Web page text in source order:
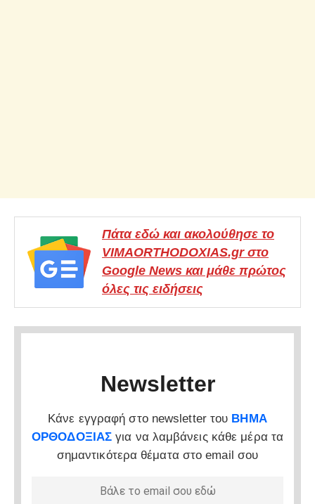
Πάτα εδώ και ακολούθησε το
VIMAORTHODOXIAS.gr στο
Google News και μάθε πρώτος
όλες τις ειδήσεις
Newsletter
Κάνε εγγραφή στο newsletter του ΒΗΜΑ
ΟΡΘΟΔΟΞΙΑΣ για να λαμβάνεις κάθε μέρα τα
σημαντικότερα θέματα στο email σου